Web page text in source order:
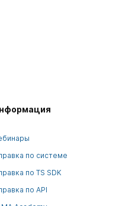
по системе
по TS SDK
по API